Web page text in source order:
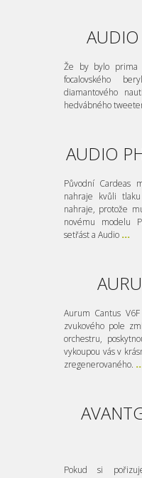
AUDIO
Že by bylo prima
focalovského
diamantového
hedvábného
AUDIO
Původní Cardeas
nahraje kvůli
nahraje, protože
novému modelu
setřást a Audio ...
Aurum Cantus
zvukového pole
orchestru,
vykoupou vás v
zregenerovaného.
Pokud si